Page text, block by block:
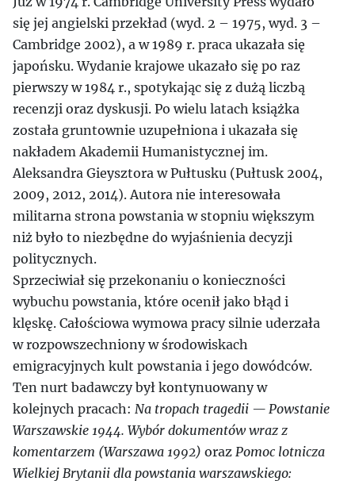
się jej angielski przekład (wyd. 2 – 1975, wyd. 3 –
Cambridge 2002), a w 1989 r. praca ukazała się
japońsku. Wydanie krajowe ukazało się po raz
pierwszy w 1984 r., spotykając się z dużą liczbą
recenzji oraz dyskusji. Po wielu latach książka
została gruntownie uzupełniona i ukazała się
nakładem Akademii Humanistycznej im.
Aleksandra Gieysztora w Pułtusku (Pułtusk 2004,
2009, 2012, 2014). Autora nie interesowała
militarna strona powstania w stopniu większym
niż było to niezbędne do wyjaśnienia decyzji
politycznych.
Sprzeciwiał się przekonaniu o konieczności
wybuchu powstania, które ocenił jako błąd i
klęskę. Całościowa wymowa pracy silnie uderzała
w rozpowszechniony w środowiskach
emigracyjnych kult powstania i jego dowódców.
Ten nurt badawczy był kontynuowany w
kolejnych pracach: Na tropach tragedii — Powstanie
Warszawskie 1944. Wybór dokumentów wraz z
komentarzem (Warszawa 1992) oraz Pomoc lotnicza
Wielkiej Brytanii dla powstania warszawskiego: